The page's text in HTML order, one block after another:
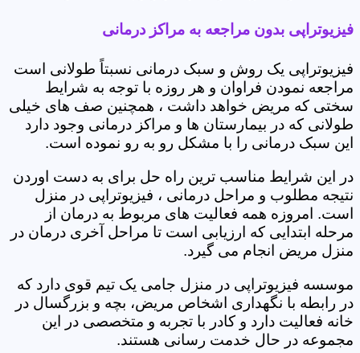
فیزیوتراپی بدون مراجعه به مراکز درمانی
فیزیوتراپی یک روش و سبک درمانی نسبتاً طولانی است
مراجعه نمودن فراوان و هر روزه با توجه به شرایط
سختی که مریض خواهد داشت ، همچنین صف های خیلی
طولانی که در بیمارستان ها و مراکز درمانی وجود دارد
این سبک درمانی را با مشکل رو به رو نموده است.
در این شرایط مناسب ترین راه حل برای به دست اوردن
نتیجه مطلوب و مراحل درمانی ، فیزیوتراپی در منزل
است. امروزه همه فعالیت های مربوط به درمان از
مرحله ابتدایی که ارزیابی است تا مراحل آخری درمان در
منزل مریض انجام می گیرد.
موسسه فیزیوتراپی در منزل جامی یک تیم قوی دارد که
در رابطه با نگهداری اشخاص مریض، بچه و بزرگسال در
خانه فعالیت دارد و کادر با تجربه و متخصصی در این
مجموعه در حال خدمت رسانی هستند.